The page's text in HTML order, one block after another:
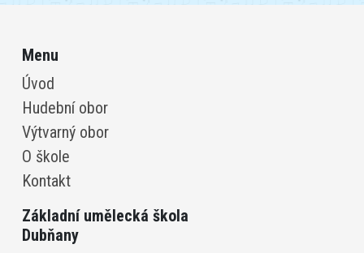
Menu
Úvod
Hudební obor
Výtvarný obor
O škole
Kontakt
Základní umělecká škola
Dubňany